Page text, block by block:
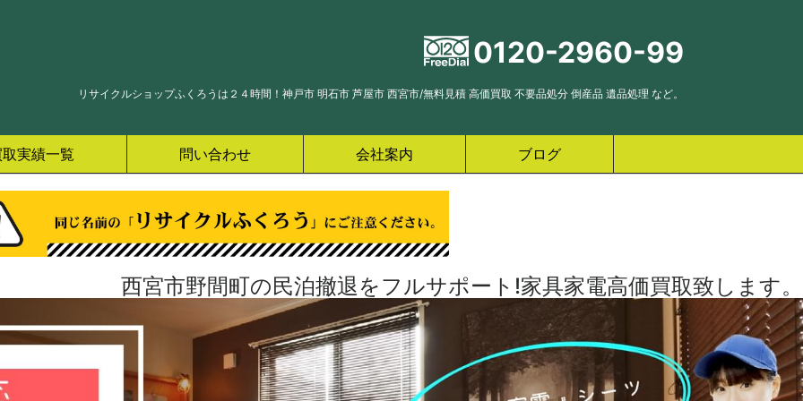
0120-2960-99
リサイクルショップふくろうは２４時間！神戸市 明石市 芦屋市 西宮市/無料見積 高価買取 不要品処分 倒産品 遺品処理 など。
実績一覧 問い合わせ 会社案内 ブログ
西宮市野間町の民泊撤退をフルサポート!家具家電高価買取致します。